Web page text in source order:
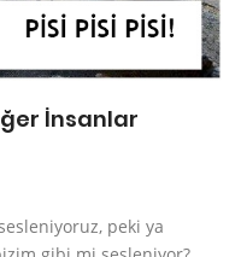
İnsanlar
peki ya